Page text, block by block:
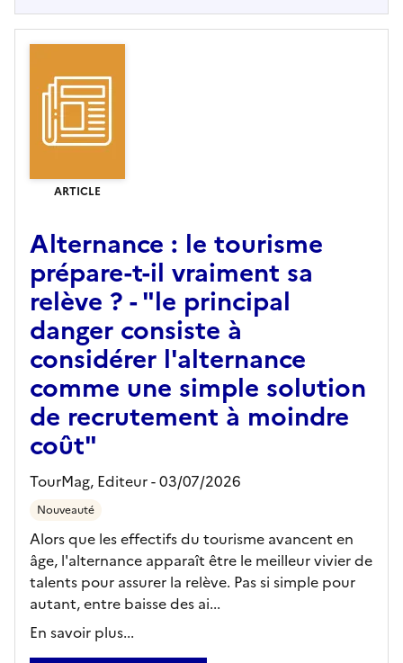
ARTICLE
Alternance : le tourisme
prépare-t-il vraiment sa
relève ? - "le principal
danger consiste à
considérer l'alternance
comme une simple solution
de recrutement à moindre
coût"
TourMag, Editeur- 03/07/2026
Nouveauté
Alors que les effectifs du tourisme avancent en
âge, l'alternance apparaît être le meilleur vivier de
talents pour assurer la relève. Pas si simple pour
autant, entre baisse des ai...
En savoir plus...